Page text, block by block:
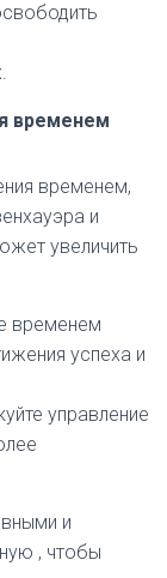
временем
временем,
и
увеличить
временем
успеха и
управление
и
, чтобы